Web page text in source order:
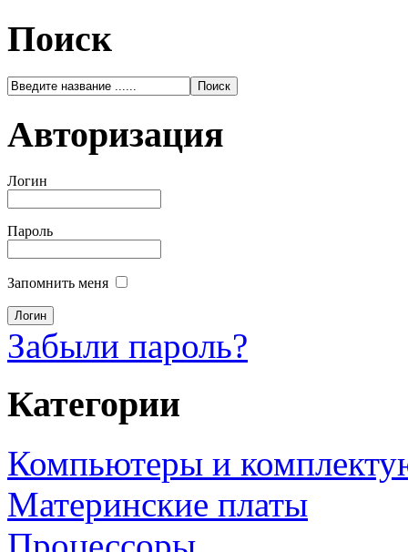
Поиск
Авторизация
Логин
Пароль
Запомнить меня
Забыли пароль?
Категории
Компьютеры и
Материнские платы